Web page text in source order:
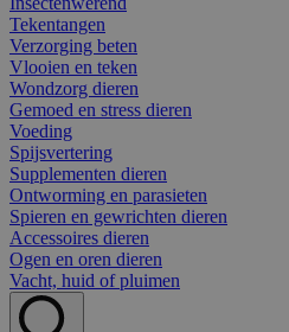
Tekentangen
Verzorging beten
Vlooien en teken
Wondzorg dieren
Gemoed en stress dieren
Voeding
Spijsvertering
Supplementen dieren
Ontworming en parasieten
Spieren en gewrichten dieren
Accessoires dieren
Ogen en oren dieren
Vacht, huid of pluimen